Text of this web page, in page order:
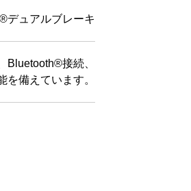
デュアルブレーキ
Bluetooth®接続、
を備えています。